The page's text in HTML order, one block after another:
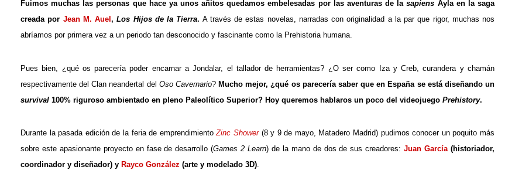
Fuimos muchas las personas que hace ya unos añitos quedamos embelesadas por las aventuras de lasapiens Ayla en la saga
creada por Jean M. Auel ,Los Hijos de la Tierra. A través de estas novelas, narradas con originalidad a la par que rigor, muchas nos
abríamos por primera vez a un periodo tan desconocido y fascinante como la Prehistoria humana.
Pues bien, ¿qué os parecería poder encarnar a Jondalar, el tallador de herramientas? ¿O ser como Iza y Creb, curandera y chamán
respectivamente del Clan neandertal del Oso Cavernario?Mucho mejor, ¿qué os parecería saber que en España se está diseñando un
survival 100% riguroso ambientado en pleno Paleolítico Superior? Hoy queremos hablaros un poco del videojuego Prehistory.
Durante la pasada edición de la feria de emprendimientoZinc Shower(8 y 9 de mayo, Matadero Madrid) pudimos conocer un poquito más
sobre este apasionante proyecto en fase de desarrollo (Games 2 Learn) de la mano de dos de sus creadores:Juan García(historiador,
coordinador y diseñador) y Rayco González (arte y modelado 3D).